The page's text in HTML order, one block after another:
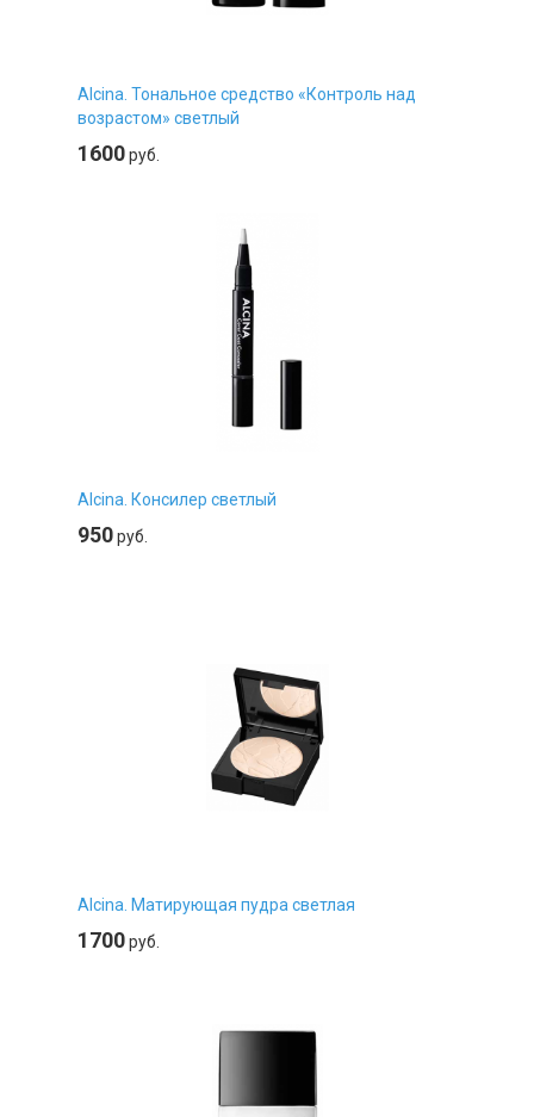
Alcina. Тональное средство «Контроль над
возрастом» светлый
1600руб.
Alcina. Консилер светлый
950руб.
Alcina. Матирующая пудра светлая
1700руб.